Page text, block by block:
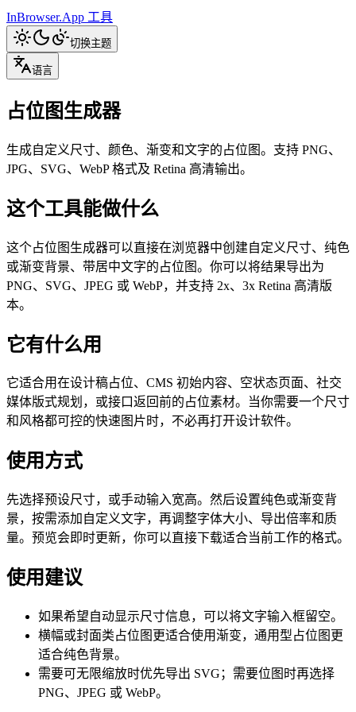
InBrowser.App 工具
切换主题
语言
占位图生成器
生成自定义尺寸、颜色、渐变和文字的占位图。支持 PNG、
JPG、SVG、WebP 格式及 Retina 高清输出。
这个工具能做什么
这个占位图生成器可以直接在浏览器中创建自定义尺寸、纯色
或渐变背景、带居中文字的占位图。你可以将结果导出为
PNG、SVG、JPEG 或 WebP，并支持 2x、3x Retina 高清版
本。
它有什么用
它适合用在设计稿占位、CMS 初始内容、空状态页面、社交
媒体版式规划，或接口返回前的占位素材。当你需要一个尺寸
和风格都可控的快速图片时，不必再打开设计软件。
使用方式
先选择预设尺寸，或手动输入宽高。然后设置纯色或渐变背
景，按需添加自定义文字，再调整字体大小、导出倍率和质
量。预览会即时更新，你可以直接下载适合当前工作的格式。
使用建议
如果希望自动显示尺寸信息，可以将文字输入框留空。
横幅或封面类占位图更适合使用渐变，通用型占位图更
适合纯色背景。
需要可无限缩放时优先导出 SVG；需要位图时再选择
PNG、JPEG 或 WebP。